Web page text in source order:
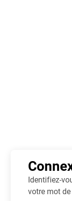
Identifiez-
votre mot